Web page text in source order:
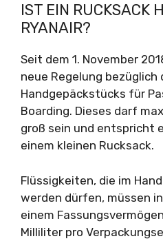
IST EIN RUCKSACK
RYANAIR?
Seit dem 1. November
neue Regelung
Handgepäckstücks für
Boarding. Dieses darf
groß sein und entspricht
einem kleinen Rucksack.
Flüssigkeiten, die im
werden dürfen, müssen
einem
Milliliter pro